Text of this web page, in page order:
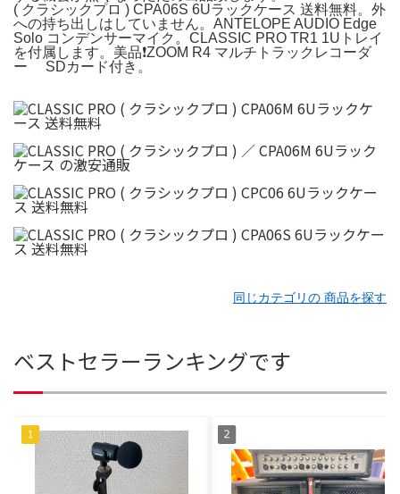
( クラシックプロ ) CPA06S 6Uラックケース 送料無料。外
への持ち出しはしていません。ANTELOPE AUDIO Edge
Solo コンデンサーマイク。CLASSIC PRO TR1 1Uトレイ
を付属します。美品❗️ZOOM R4 マルチトラックレコーダ
ー SDカード付き。
同じカテゴリの 商品を探す
ベストセラーランキングです